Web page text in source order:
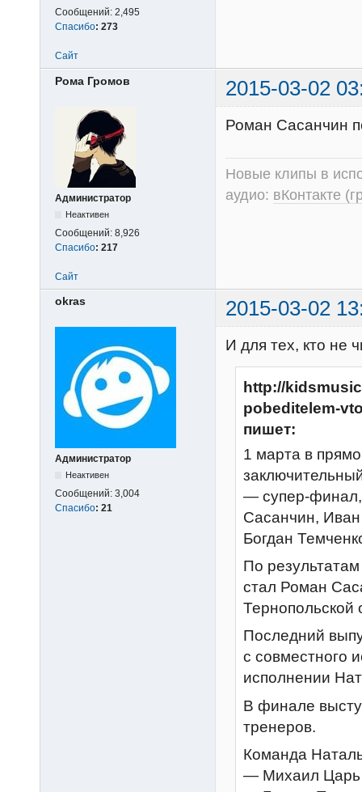
Сообщений: 2,495
Спасибо: 273
Сайт
Рома Громов 2015-03-02
Администратор
Неактивен
Сообщений: 8,926
Спасибо: 217
Роман Сасанчин
Новые клипы в
аудио: вКонтакте
Сайт
okras 2015-03-02
Администратор
Неактивен
Сообщений: 3,004
Спасибо: 21
И для тех, кто не
http://
pobeditelem-
пишет:
1 марта в
— супер-финал,
Сасанчин,
Богдан
По
стал Роман
Тернопольской
Последний
с совместного
исполнении
В финале
тренеров.
Команда
— Михаил